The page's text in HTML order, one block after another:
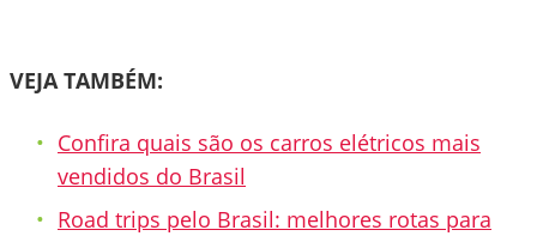
VEJA TAMBÉM:
Confira quais são os carros elétricos mais
vendidos do Brasil
Road trips pelo Brasil: melhores rotas para